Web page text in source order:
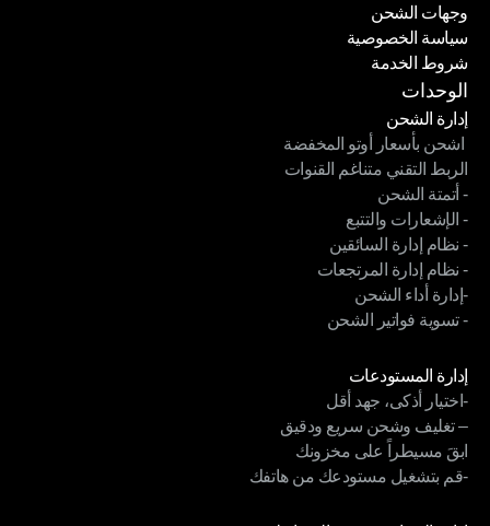
مركز المساعدة
وجهات الشحن
وجهات الشحن
سياسة الخصوصية
سياسة الخصوصية
شروط الخدمة
شروط الخدمة
الوحدات
إدارة الشحن
إدارة الشحن
اشحن بأسعار أوتو المخفضة
اشحن بأسعار أوتو المخفضة
الربط التقني متناغم القنوات
الربط التقني متناغم القنوات
- أتمتة الشحن
- أتمتة الشحن
- الإشعارات والتتبع
- الإشعارات والتتبع
- نظام إدارة السائقين
- نظام إدارة السائقين
- نظام إدارة المرتجعات
- نظام إدارة المرتجعات
-إدارة أداء الشحن
-إدارة أداء الشحن
- تسوية فواتير الشحن
إدارة المستودعات
إدارة المستودعات
-اختيار أذكى، جهد أقل
-اختيار أذكى، جهد أقل
– تغليف وشحن سريع ودقيق
– تغليف وشحن سريع ودقيق
ابقَ مسيطراً على مخزونك
ابقَ مسيطراً على مخزونك
-قم بتشغيل مستودعك من هاتفك